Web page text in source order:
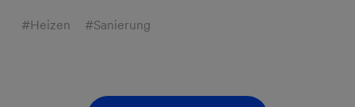
#Heizen #Sanierung